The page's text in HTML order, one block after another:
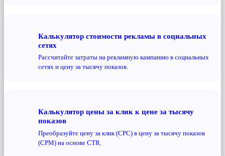
Калькулятор стоимости рекламы в социальных
сетях
Рассчитайте затраты на рекламную кампанию в социальных
сетях и цену за тысячу показов.
Калькулятор цены за клик к цене за тысячу
показов
Преобразуйте цену за клик (CPC) в цену за тысячу показов
(CPM) на основе CTR.